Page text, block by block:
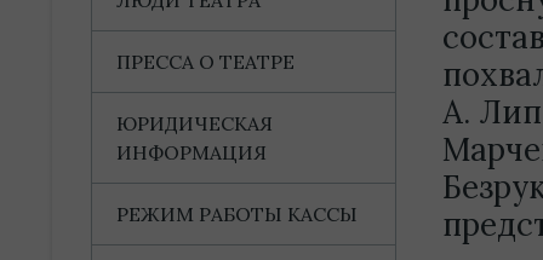
А.
ПРЕССА О ТЕАТРЕ
ЮРИДИЧЕСКАЯ
ИНФОРМАЦИЯ
РЕЖИМ РАБОТЫ КАССЫ